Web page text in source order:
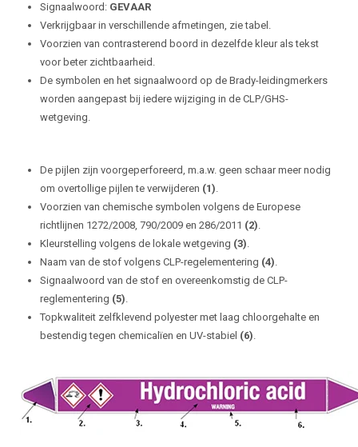
Signaalwoord: GEVAAR
Verkrijgbaar in verschillende afmetingen, zie tabel.
Voorzien van contrasterend boord in dezelfde kleur als tekst
voor beter zichtbaarheid.
De symbolen en het signaalwoord op de Brady-leidingmerkers
worden aangepast bij iedere wijziging in de CLP/GHS-
wetgeving.
De pijlen zijn voorgeperforeerd, m.a.w. geen schaar meer nodig
om overtollige pijlen te verwijderen (1).
Voorzien van chemische symbolen volgens de Europese
richtlijnen 1272/2008, 790/2009 en 286/2011 (2).
Kleurstelling volgens de lokale wetgeving (3).
Naam van de stof volgens CLP-regelementering (4).
Signaalwoord van de stof en overeenkomstig de CLP-
reglementering (5).
Topkwaliteit zelfklevend polyester met laag chloorgehalte en
bestendig tegen chemicalïen en UV-stabiel (6).